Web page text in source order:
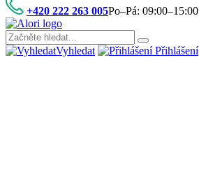
+420 222 263 005Po–Pá: 09:00–15:00
Vyhledat Přihlášení